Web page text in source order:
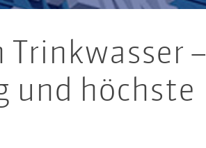
–
und höchste